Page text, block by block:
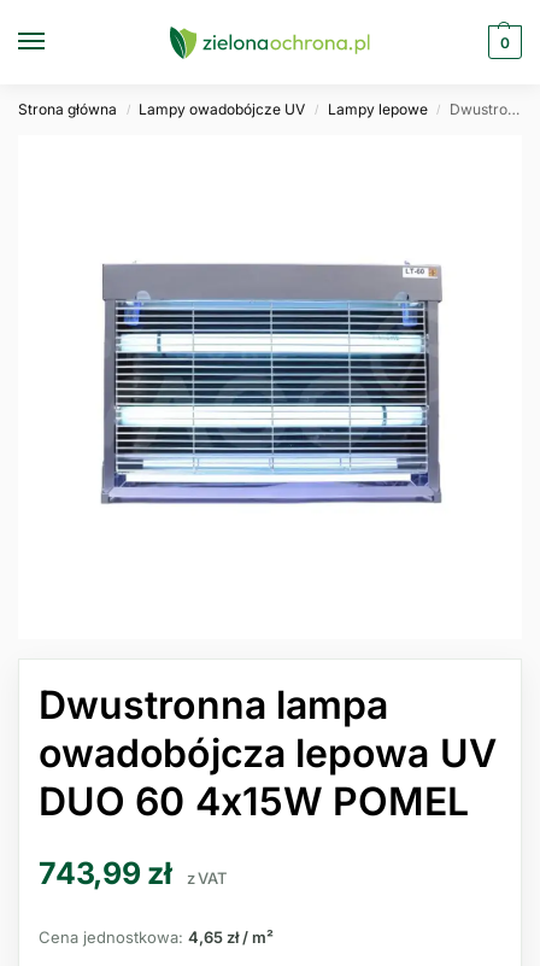
0
Strona główna / Lampy owadobójcze UV / Lampy lepowe / Dwustronna lampa owadobójcza lepowa UV DUO 60 4x15W POMEL
Dwustronna lampa
owadobójcza lepowa UV
DUO 60 4x15W POMEL
743,99 zł z VAT
Cena jednostkowa: 4,65 zł / m²